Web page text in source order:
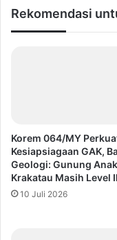
Rekomendasi
Korem 064/MY
Kesiapsiagaan GAK,
Geologi: Gunung Anak
Krakatau Masih Level
10 Juli 2026